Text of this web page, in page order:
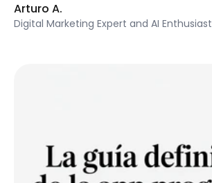
Arturo A.
Digital Marketing Expert and AI Enthusiast